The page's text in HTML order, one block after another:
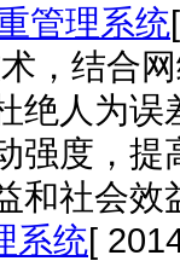
管理系统
，结合
绝人为
强度，
和社会效
系统[